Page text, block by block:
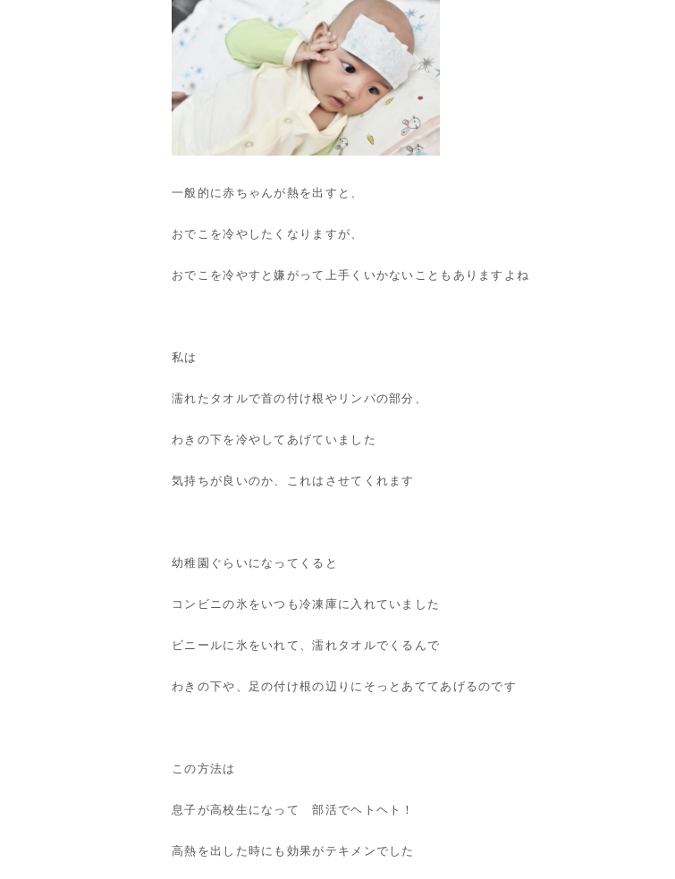
一般的に赤ちゃんが熱を出すと、
おでこを冷やしたくなりますが、
おでこを冷やすと嫌がって上手くいかないこともありますよね
私は
濡れたタオルで首の付け根やリンパの部分、
わきの下を冷やしてあげていました
気持ちが良いのか、これはさせてくれます
幼稚園ぐらいになってくると
コンビニの氷をいつも冷凍庫に入れていました
ビニールに氷をいれて、濡れタオルでくるんで
わきの下や、足の付け根の辺りにそっとあててあげるのです
この方法は
息子が高校生になって 部活でヘトヘト！
高熱を出した時にも効果がテキメンでした